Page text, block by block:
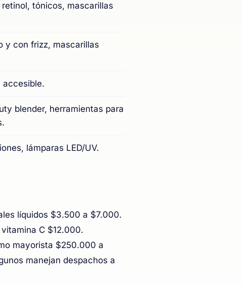
tónicos, mascarillas
y con frizz, mascarillas
accesible.
blender, herramientas para
lámparas LED/UV.
líquidos $3.500 a $7.000.
C $12.000.
mayorista $250.000 a
manejan despachos a